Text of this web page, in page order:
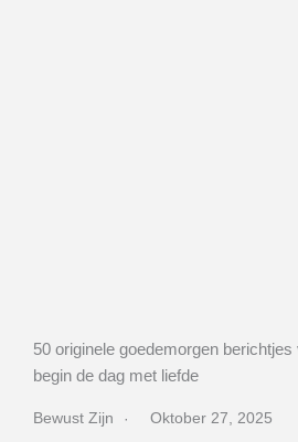
50 originele goedemorgen
begin de dag met liefde
Bewust Zijn Oktober 27, 2025